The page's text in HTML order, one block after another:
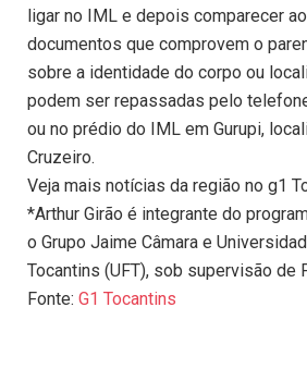
ligar no IML e depois comparecer
documentos que comprovem o
sobre a identidade do corpo ou
podem ser repassadas pelo
ou no prédio do IML em Gurupi,
Cruzeiro.
Veja mais notícias da região no g1
*Arthur Girão é integrante do
o Grupo Jaime Câmara e
Tocantins (UFT), sob supervisão de
Fonte: G1 Tocantins